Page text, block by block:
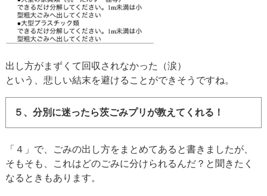
出し方がまずくて回収されなかった（涙）
という、悲しい結末を避けることができそうですね。
５、分別に迷ったら茨ごみプリが教えてくれる！
「４」で、ごみの出し方をまとめてあると書きましたが、
そもそも、これはどのごみに分けられるんだ？と聞きたく
なるときもあります。